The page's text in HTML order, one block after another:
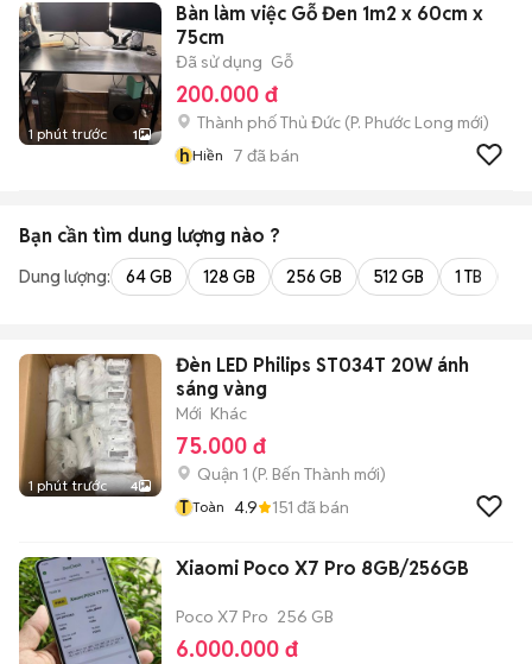
1 phút trước 1
Bàn làm việc Gỗ Đen 1m2 x 60cm x
75cm
Đã sử dụng Gỗ
200.000 đ
Thành phố Thủ Đức (P. Phước Long mới)
hHiền 7 đã bán
Bạn cần tìm dung lượng nào ?
Dung lượng: 64 GB 128 GB 256 GB 512 GB 1 TB
1 phút trước 4
Đèn LED Philips ST034T 20W ánh
sáng vàng
Mới Khác
75.000 đ
Quận 1 (P. Bến Thành mới)
T Toàn 4.9 151 đã bán
Xiaomi Poco X7 Pro 8GB/256GB
Poco X7 Pro 256 GB
6.000.000 đ